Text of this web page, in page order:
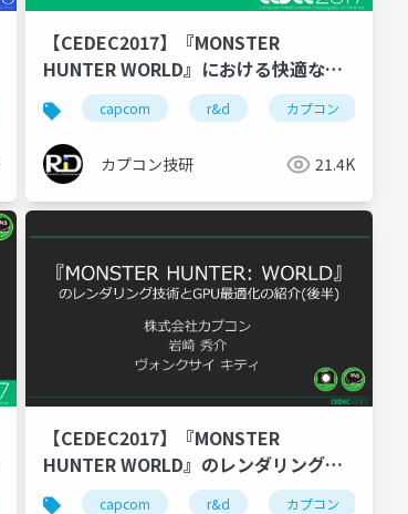
cedec2018 world engine
カプコン技研 cedec ゲーム開発
【CEDEC2017】『MONSTER
HUNTER WORLD』における快適な作
業環境へのアプローチ
capcom r&d カプコン
カプコン技研 21.4K
cedec2017 re engine world engine
カプコン技研 cedec ゲーム開発
【CEDEC2017】『MONSTER
HUNTER WORLD』のレンダリング技
術とGPU最適化の紹介(後半)
capcom r&d カプコン